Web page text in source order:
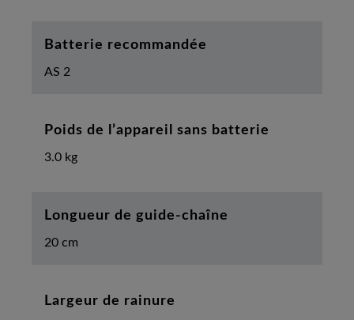
Batterie recommandée
AS 2
Poids de l’appareil sans batterie
3.0 kg
Longueur de guide-chaîne
20 cm
Largeur de rainure